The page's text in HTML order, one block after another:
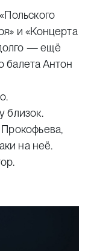
и «Концерта
— ещё
балета Антон
близок.
на неё.